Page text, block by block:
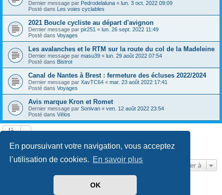
En poursuivant votre navigation, vous acceptez
l’utilisation de cookies. En savoir plus
OK
Dernier message par Pedrodelaluna « lun. 3 oct. 2022 09:09
Posté dans Les voies cyclables
2021 Boucle cycliste au départ d'avignon
Dernier message par pir251 « lun. 26 sept. 2022 11:49
Posté dans Voyages
Les avalanches et le RTM sur la route du col de la Madeleine
Dernier message par masu39 « lun. 29 août 2022 07:54
Posté dans Bistrot
Canal de Nantes à Brest : fermeture des écluses 2022/2024
Dernier message par XavTC64 « mar. 23 août 2022 17:41
Posté dans Voyages
Avis marque Kron et Romet
Dernier message par Sonivan « ven. 12 août 2022 23:54
Posté dans Vélos
602 résultats trouvés Page1sur13
1 2 3 4 5 … 13
Aller à
phpBB ® Forum Software © phpBB Limited
phpBB-fr.com